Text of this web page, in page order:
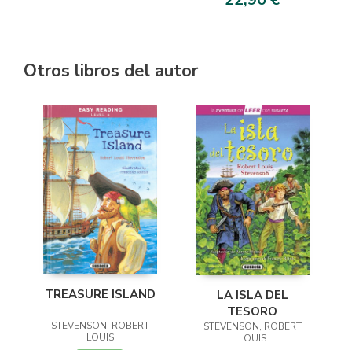
Otros libros del autor
TREASURE ISLAND
STEVENSON, ROBERT
LOUIS
LA ISLA DEL
TESORO
STEVENSON, ROBERT
LOUIS